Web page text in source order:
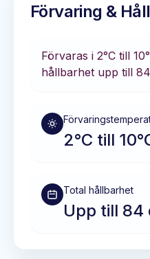
Förvaring &
Förvaras i 2°C till
hållbarhet upp till
2°C till
Total hållbarhet
Upp till 84